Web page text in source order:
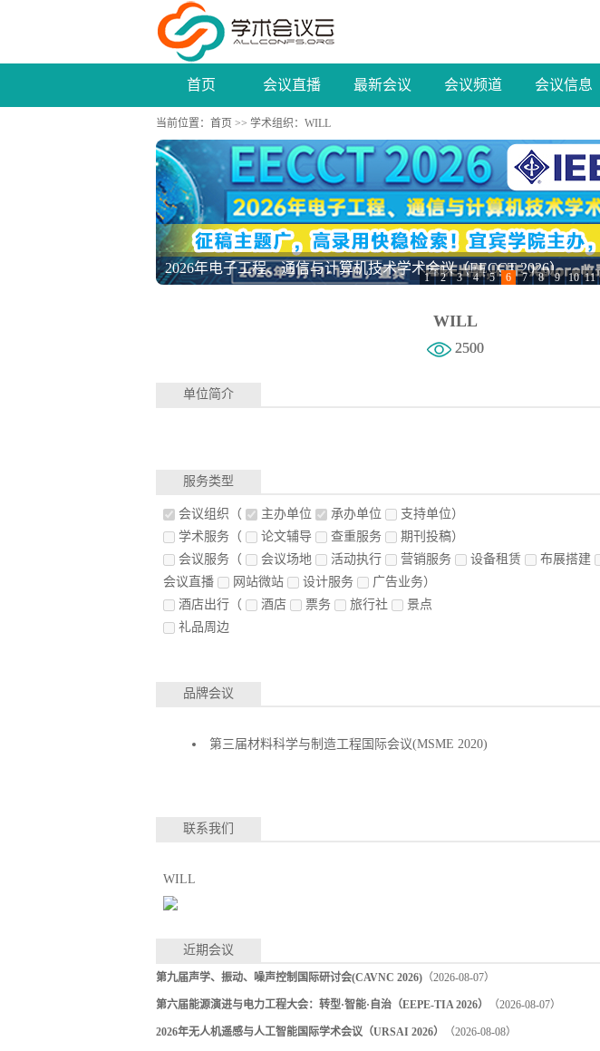
首页 会议直播 最新会议 会议频道 会议信息
当前位置： 首页 >> 学术组织 ：WILL
2026年电子工程、通信与计算机技术学术会议（EECCT 2026）
1 2 3 4 5 6 7 8 9 10 11
WILL
2500
单位简介
服务类型
会议组织 （ 主办单位 承办单位
支持单位）
学术服务 （ 论文辅导 查重服务
期刊投稿）
会议服务 （ 会议场地 活动执行 营销服务 设备租赁 布展搭建
会议直播
网站微站 设计服务
广告业务）
酒店出行 （ 酒店 票务 旅行社
景点
礼品周边
品牌会议
第三届材料科学与制造工程国际会议(MSME 2020)
联系我们
WILL
近期会议
第九届声学、振动、噪声控制国际研讨会(CAVNC 2026) （2026-08-07）
第六届能源演进与电力工程大会：转型·智能·自治（EEPE-TIA 2026） （2026-08-07）
2026年无人机遥感与人工智能国际学术会议（URSAI 2026） （2026-08-08）